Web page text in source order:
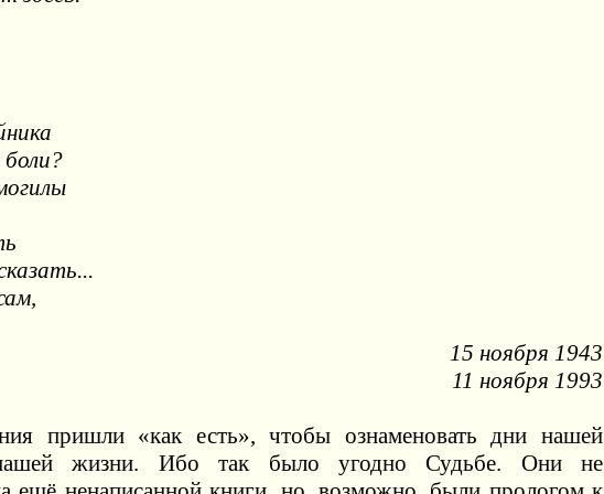
боли?
15 ноября 1943
11 ноября 1993
пришли «как есть», чтобы ознаменовать дни нашей
жизни. Ибо так было угодно Судьбе. Они не